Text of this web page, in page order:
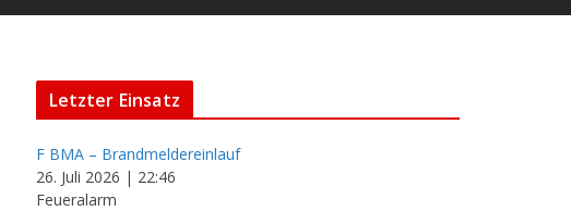
Letzter Einsatz
F BMA – Brandmeldereinlauf
26. Juli 2026 | 22:46
Feueralarm